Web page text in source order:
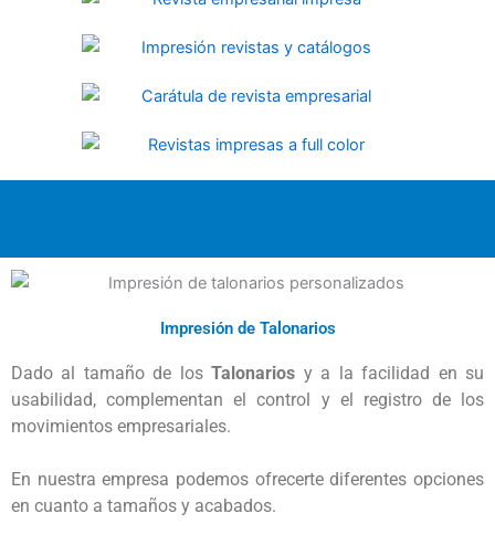
Impresión de Talonarios
Dado al tamaño de los Talonarios y a la facilidad en su
usabilidad, complementan el control y el registro de los
movimientos empresariales.
En nuestra empresa podemos ofrecerte diferentes opciones
en cuanto a tamaños y acabados.